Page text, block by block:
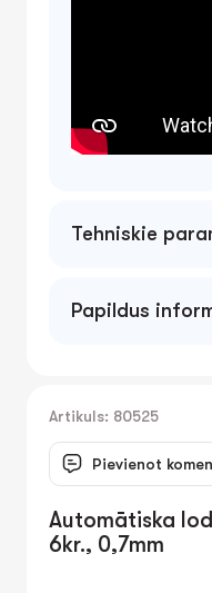
Tehniskie
Papildus
Artikuls: 80525
Pievienot
Automātiska
6kr., 0,7mm